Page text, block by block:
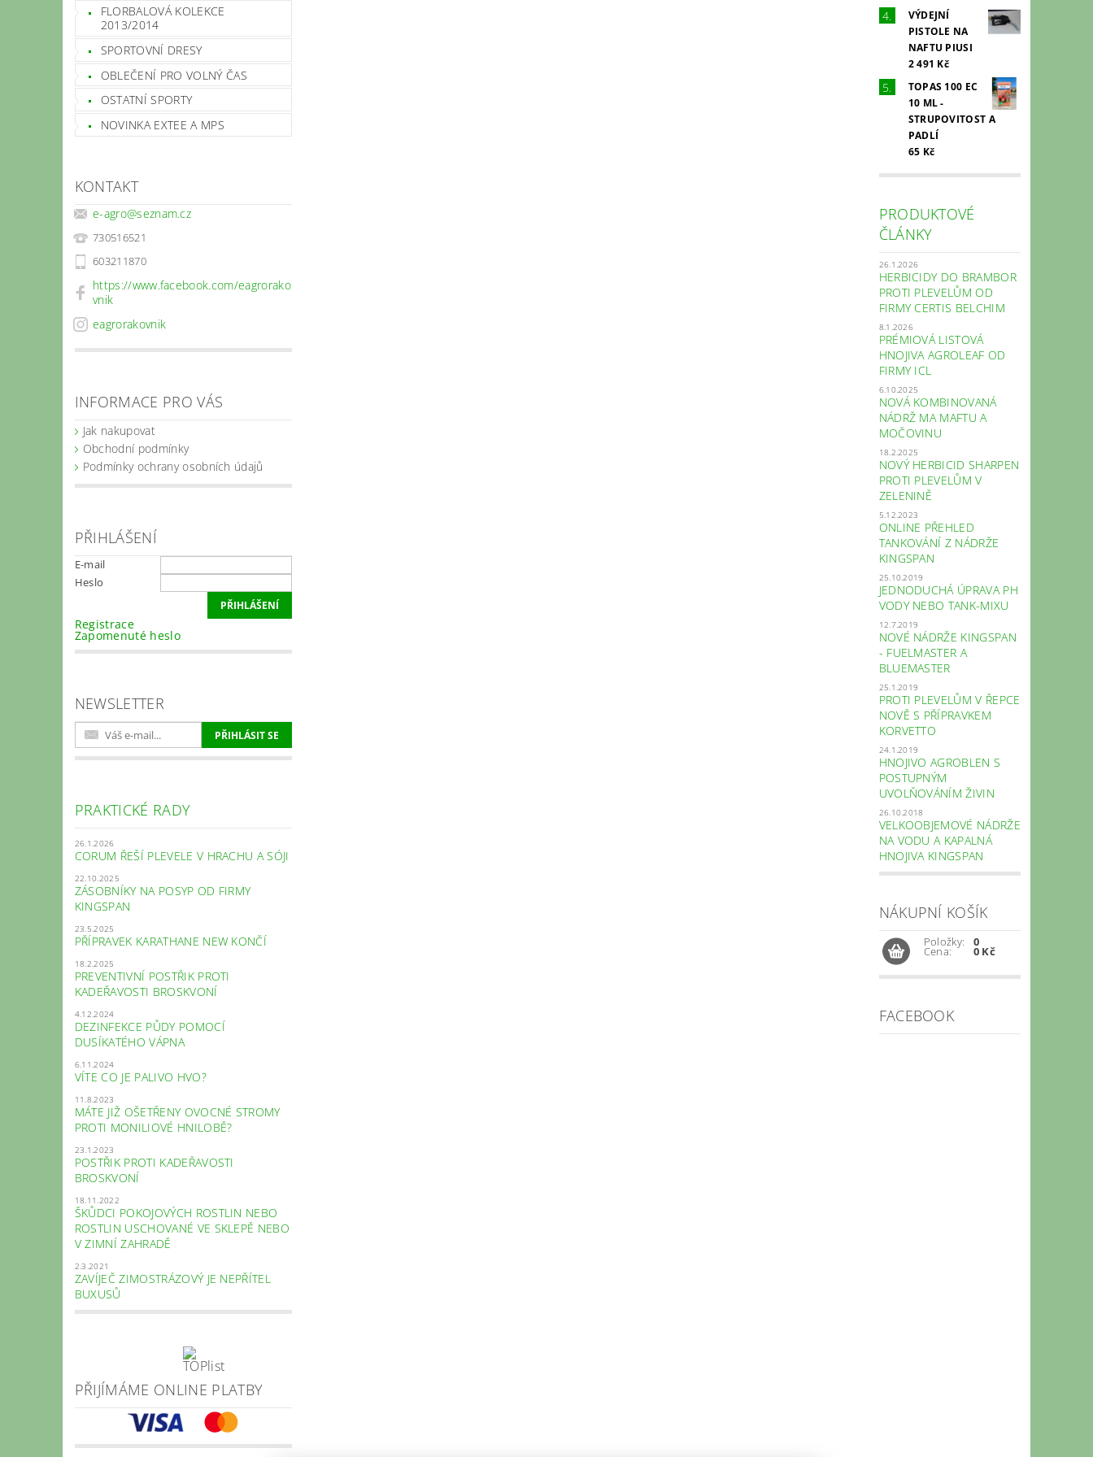
FLORBALOVÁ KOLEKCE
2013/2014
SPORTOVNÍ DRESY
OBLEČENÍ PRO VOLNÝ ČAS
OSTATNÍ SPORTY
NOVINKA EXTEE A MPS
KONTAKT
e-agro@seznam.cz
730516521
603211870
https://www.facebook.com/eagrorako
vnik
eagrorakovnik
INFORMACE PRO VÁS
Jak nakupovat
Obchodní podmínky
Podmínky ochrany osobních údajů
PŘIHLÁŠENÍ
E-mail
Heslo
Registrace
Zapomenuté heslo
NEWSLETTER
PRAKTICKÉ RADY
26.1.2026
CORUM ŘEŠÍ PLEVELE V HRACHU A SÓJI
22.10.2025
ZÁSOBNÍKY NA POSYP OD FIRMY
KINGSPAN
23.5.2025
PŘÍPRAVEK KARATHANE NEW KONČÍ
18.2.2025
PREVENTIVNÍ POSTŘIK PROTI
KADEŘAVOSTI BROSKVONÍ
4.12.2024
DEZINFEKCE PŮDY POMOCÍ
DUSÍKATÉHO VÁPNA
6.11.2024
VÍTE CO JE PALIVO HVO?
11.8.2023
MÁTE JIŽ OŠETŘENY OVOCNÉ STROMY
PROTI MONILIOVÉ HNILOBĚ?
23.1.2023
POSTŘIK PROTI KADEŘAVOSTI
BROSKVONÍ
18.11.2022
ŠKŮDCI POKOJOVÝCH ROSTLIN NEBO
ROSTLIN USCHOVANÉ VE SKLEPĚ NEBO
V ZIMNÍ ZAHRADĚ
2.3.2021
ZAVÍJEČ ZIMOSTRÁZOVÝ JE NEPŘÍTEL
BUXUSŮ
PŘIJÍMÁME ONLINE PLATBY
VÝDEJNÍ
PISTOLE NA
NAFTU PIUSI
2 491 Kč
TOPAS 100 EC
10 ML -
STRUPOVITOST A
PADLÍ
65 Kč
PRODUKTOVÉ
ČLÁNKY
26.1.2026
HERBICIDY DO BRAMBOR
PROTI PLEVELŮM OD
FIRMY CERTIS BELCHIM
8.1.2026
PRÉMIOVÁ LISTOVÁ
HNOJIVA AGROLEAF OD
FIRMY ICL
6.10.2025
NOVÁ KOMBINOVANÁ
NÁDRŽ MA MAFTU A
MOČOVINU
18.2.2025
NOVÝ HERBICID SHARPEN
PROTI PLEVELŮM V
ZELENINĚ
5.12.2023
ONLINE PŘEHLED
TANKOVÁNÍ Z NÁDRŽE
KINGSPAN
25.10.2019
JEDNODUCHÁ ÚPRAVA PH
VODY NEBO TANK-MIXU
12.7.2019
NOVÉ NÁDRŽE KINGSPAN
- FUELMASTER A
BLUEMASTER
25.1.2019
PROTI PLEVELŮM V ŘEPCE
NOVĚ S PŘÍPRAVKEM
KORVETTO
24.1.2019
HNOJIVO AGROBLEN S
POSTUPNÝM
UVOLŇOVÁNÍM ŽIVIN
26.10.2018
VELKOOBJEMOVÉ NÁDRŽE
NA VODU A KAPALNÁ
HNOJIVA KINGSPAN
NÁKUPNÍ KOŠÍK
Položky:
Cena:
0
0 Kč
FACEBOOK